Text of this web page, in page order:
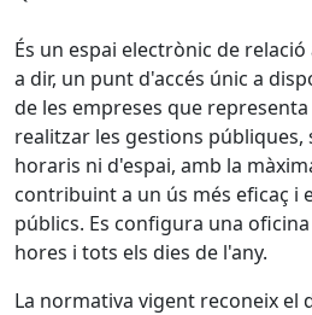
És un espai electrònic de
a dir, un punt d'accés únic a
de les empreses que
realitzar les gestions públiques,
horaris ni d'espai, amb la
contribuint a un ús més eficaç i
públics. Es configura una
hores i tots els dies de l'any.
La normativa vigent reconeix el